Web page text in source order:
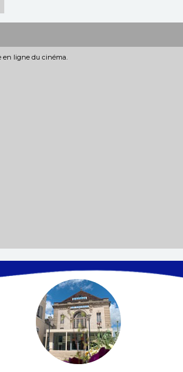
en ligne du cinéma.